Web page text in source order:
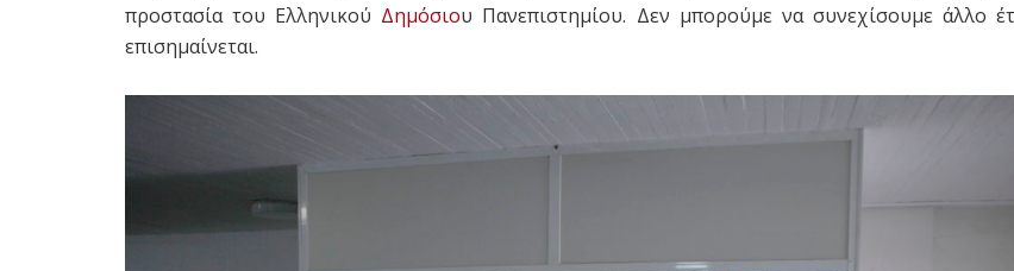
προστασία του Ελληνικού Δημόσιου Πανεπιστημίου. Δεν μπορούμε να συνεχίσουμε άλλο
επισημαίνεται.